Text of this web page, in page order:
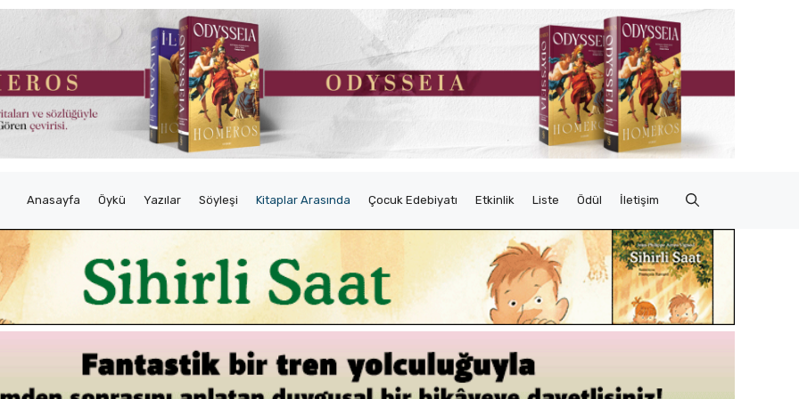
Anasayfa Öykü Yazılar Söyleşi Kitaplar Arasında Çocuk Edebiyatı Etkinlik Liste Ödül İletişim